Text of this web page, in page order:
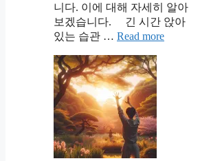
니다. 이에 대해 자세히 알아
보겠습니다. 긴 시간 앉아
있는 습관 … Read more